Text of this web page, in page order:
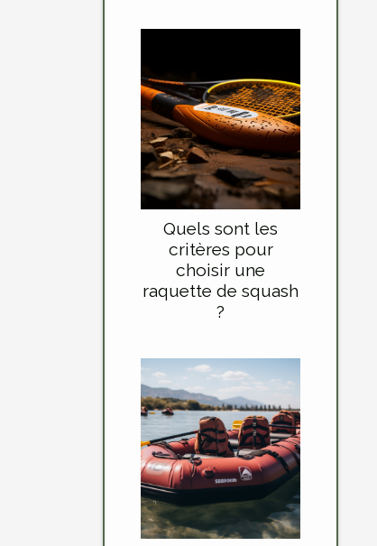
Quels sont les
critères pour
choisir une
raquette de squash
?